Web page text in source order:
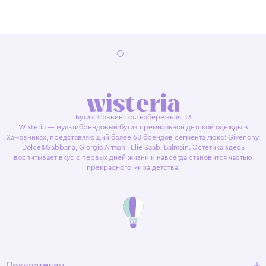
Бутик. Саввинская набережная, 13
Wisteria — мультибрендовый бутик премиальной детской одежды в
Хамовниках, представляющий более 60 брендов сегмента люкс: Givenchy,
Dolce&Gabbana, Giorgio Armani, Elie Saab, Balmain. Эстетика здесь
воспитывает вкус с первых дней жизни и навсегда становится частью
прекрасного мира детства.